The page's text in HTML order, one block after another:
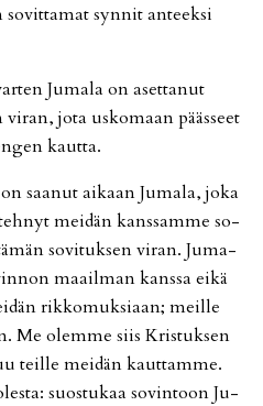
syn­nit an­teek­si
Ju­ma­la on aset­ta­nut
jota us­ko­maan pääs­seet
kaut­ta.
saa­nut ai­kaan Ju­ma­la, joka
mei­dän kans­sam­me so­
so­vi­tuk­sen vi­ran. Ju­ma­
maa­il­man kans­sa ei­kä
rik­ko­muk­si­aan; meil­le
Me olem­me siis Kris­tuk­sen
teil­le mei­dän kaut­tam­me.
suos­tu­kaa so­vin­toon Ju­